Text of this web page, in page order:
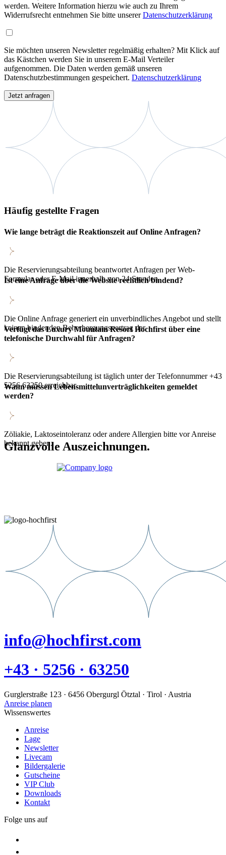
werden. Weitere Information hierzu wie auch zu Ihrem
Widerrufsrecht entnehmen Sie bitte unsererDatenschutzerklärung
Sie möchten unseren Newsletter regelmäßig erhalten? Mit Klick auf
das Kästchen werden Sie in unserem E-Mail Verteiler
aufgenommen. Die Daten werden gemäß unseren
Datenschutzbestimmungen gespeichert. Datenschutzerklärung
Jetzt anfragen
Häufig gestellte Fragen
Wie lange beträgt die Reaktionszeit auf Online Anfragen?
Die Reservierungsabteilung beantwortet Anfragen per Web-
Formular oder E-Mail innerhalb von 24 Stunden.
Ist eine Anfrage über die Website rechtlich bindend?
Die Online Anfrage generiert ein unverbindliches Angebot und stellt
keinen bindenden Beherbergungsvertrag dar.
Verfügt das Luxury Mountain Resort Hochfirst über eine
telefonische Durchwahl für Anfragen?
Die Reservierungsabteilung ist täglich unter der Telefonnummer +43
5256 63250 erreichbar.
Wann müssen Lebensmittelunverträglichkeiten gemeldet
werden?
Zöliakie, Laktoseintoleranz oder andere Allergien bitte vor Anreise
bekannt geben.
Glanzvolle Auszeichnungen.
info@hochfirst.com
+43 · 5256 · 63250
Gurglerstraße 123 · 6456 Obergurgl Ötztal · Tirol · Austria
Anreise planen
Wissenswertes
Anreise
Lage
Newsletter
Livecam
Bildergalerie
Gutscheine
VIP Club
Downloads
Kontakt
Folge uns auf